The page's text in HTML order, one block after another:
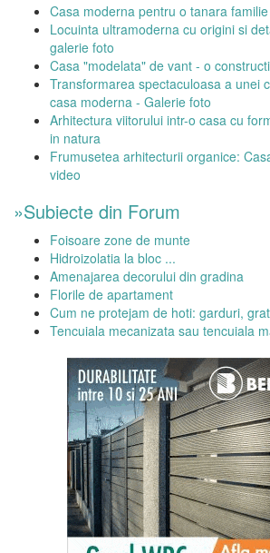
Casa moderna pentru o tanara
Locuinta ultramoderna cu origini si
galerie foto
Casa "modelata" de vant - o
Transformarea spectaculoasa a unei
casa moderna - Galerie foto
Arhitectura viitorului intr-o casa cu
in natura
Frumusetea arhitecturii organice:
video
»Subiecte din Forum
Foisoare zone de munte
Hidroizolatia la bloc ...
Amenajarea decorului din gradina
Florile de apartament
Cum ne protejam de hoti: garduri,
Tencuiala mecanizata sau tencuiala